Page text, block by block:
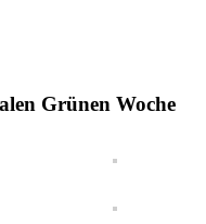
Grünen Woche